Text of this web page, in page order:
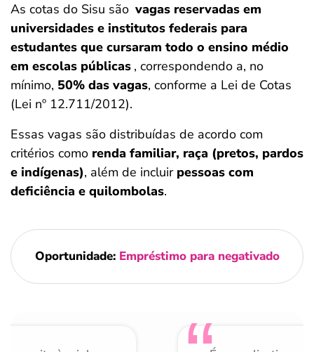
As cotas do Sisu são vagas reservadas em
universidades e institutos federais para
estudantes que cursaram todo o ensino médio
em escolas públicas , correspondendo a, no
mínimo, 50% das vagas, conforme a Lei de Cotas
(Lei nº 12.711/2012).
Essas vagas são distribuídas de acordo com
critérios como renda familiar, raça (pretos, pardos
e indígenas), além de incluir pessoas com
deficiência e quilombolas.
Oportunidade: Empréstimo para negativado